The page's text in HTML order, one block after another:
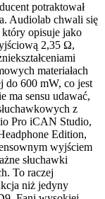
potraktował
Audiolab chwali się
który opisuje jako
2,35 Ω,
materiałach
do 600 mW, co jest
ma sensu udawać,
z
Pro iCAN Studio,
Edition,
wyjściem
słuchawki
To raczej
niż jedyny